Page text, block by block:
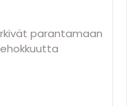
parantamaan